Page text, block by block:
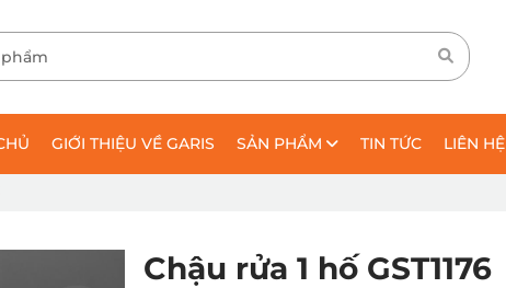
GIỚI THIỆU VỀ GARIS SẢN PHẨM TIN TỨC LIÊN HỆ
Chậu rửa 1 hố GST1176